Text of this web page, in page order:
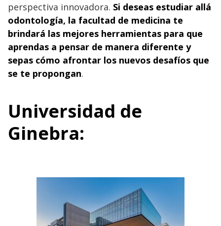
perspectiva innovadora. Si deseas estudiar allá
odontología, la facultad de medicina te
brindará las mejores herramientas para que
aprendas a pensar de manera diferente y
sepas cómo afrontar los nuevos desafíos que
se te propongan.
Universidad de
Ginebra: